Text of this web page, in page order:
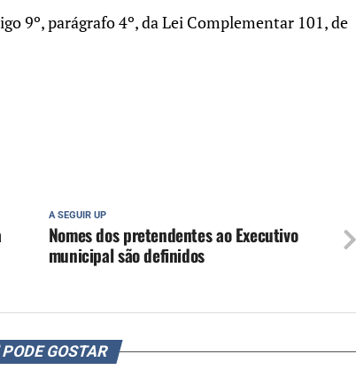
9º, parágrafo 4º, da Lei Complementar 101, de
A SEGUIR UP
Nomes dos pretendentes ao Executivo
municipal são definidos
PODE GOSTAR